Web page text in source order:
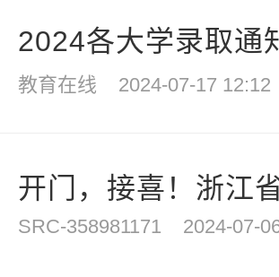
2024各大学录取通
教育在线 2024-07-17 12:12
开门，接喜！浙江
SRC-358981171 2024-07-